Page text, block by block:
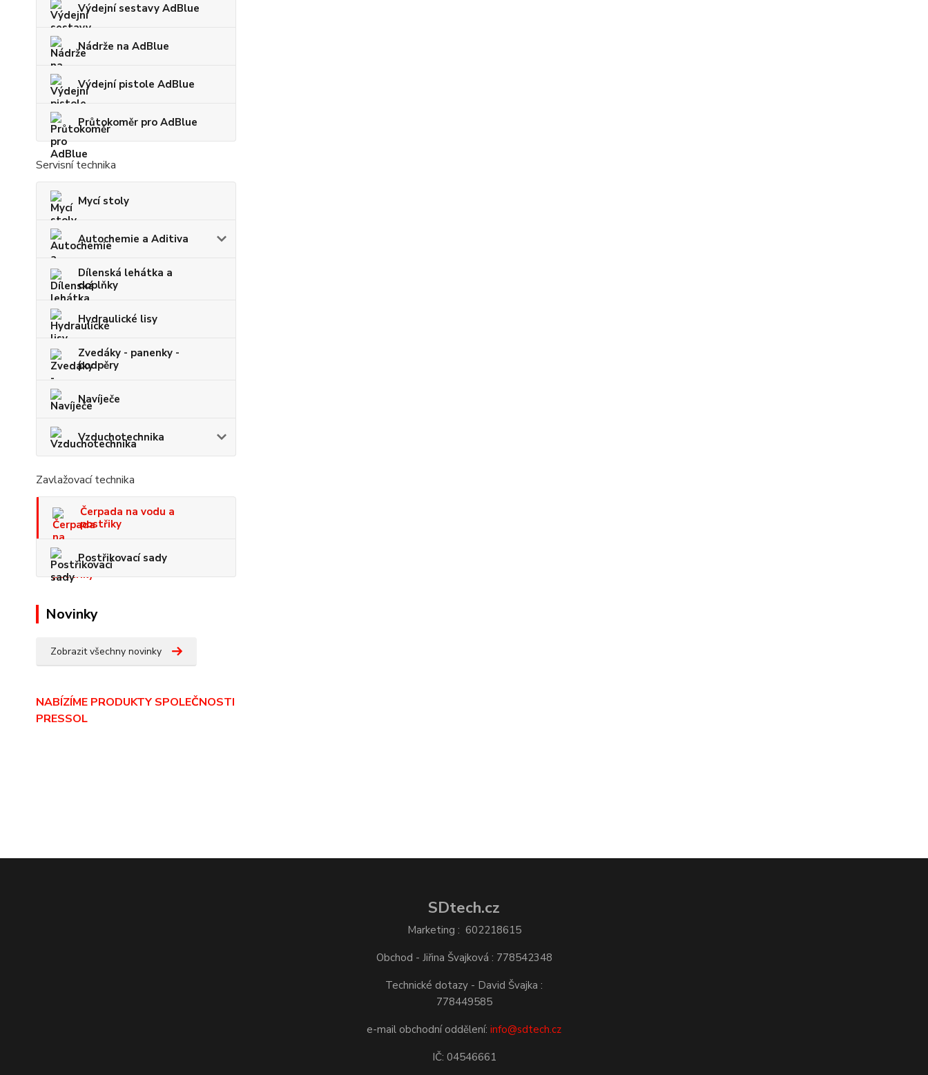
Výdejní sestavy AdBlue
Nádrže na AdBlue
Výdejní pistole AdBlue
Průtokoměr pro AdBlue
Servisní technika
Mycí stoly
Autochemie a Aditiva
Dílenská lehátka a
doplňky
Hydraulické lisy
Zvedáky - panenky -
podpěry
Navíječe
Vzduchotechnika
Zavlažovací technika
Čerpada na vodu a
postřiky
Postřikovací sady
Novinky
Zobrazit všechny novinky
NABÍZÍME PRODUKTY SPOLEČNOSTI
PRESSOL
SDtech.cz
Marketing : 602218615
Obchod - Jiřina Švajková : 778542348
Technické dotazy - David Švajka :
778449585
e-mail obchodní oddělení: info@sdtech.cz
IČ: 04546661